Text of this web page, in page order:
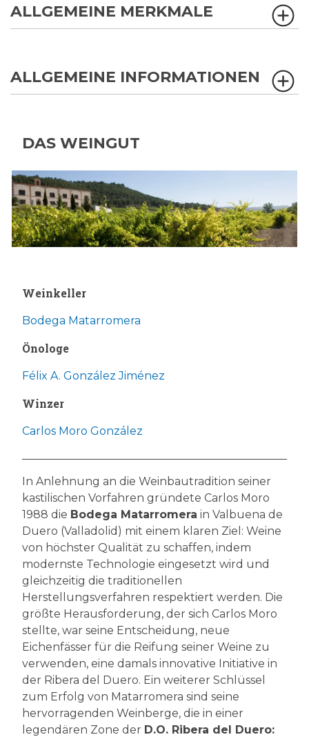
ALLGEMEINE MERKMALE
ALLGEMEINE INFORMATIONEN
DAS WEINGUT
Weinkeller
Bodega Matarromera
Önologe
Félix A. González Jiménez
Winzer
Carlos Moro González
In Anlehnung an die Weinbautradition seiner
kastilischen Vorfahren gründete Carlos Moro
1988 die Bodega Matarromera in Valbuena de
Duero (Valladolid) mit einem klaren Ziel: Weine
von höchster Qualität zu schaffen, indem
modernste Technologie eingesetzt wird und
gleichzeitig die traditionellen
Herstellungsverfahren respektiert werden. Die
größte Herausforderung, der sich Carlos Moro
stellte, war seine Entscheidung, neue
Eichenfässer für die Reifung seiner Weine zu
verwenden, eine damals innovative Initiative in
der Ribera del Duero. Ein weiterer Schlüssel
zum Erfolg von Matarromera sind seine
hervorragenden Weinberge, die in einer
legendären Zone der D.O. Ribera del Duero: